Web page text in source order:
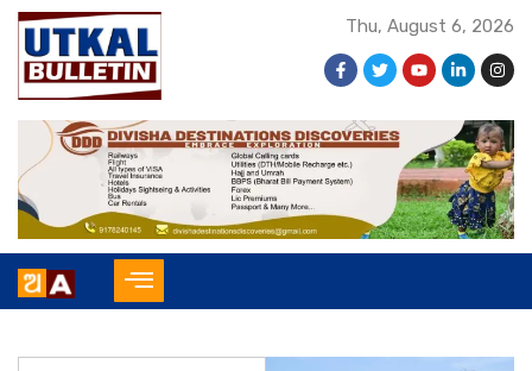
Thu, August 6, 2026